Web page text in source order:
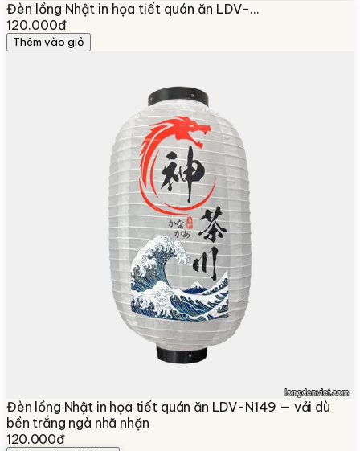
Đèn lồng Nhật in họa tiết quán ăn LDV-…
120.000đ
Thêm vào giỏ
Đèn lồng Nhật in họa tiết quán ăn LDV-N149 — vải dù
bền trắng ngà nhã nhặn
120.000đ